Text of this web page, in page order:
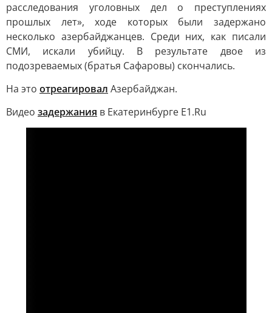
расследования уголовных дел о преступлениях
прошлых лет», ходе которых были задержано
несколько азербайджанцев. Среди них, как писали
СМИ, искали убийцу. В результате двое из
подозреваемых (братья Сафаровы) скончались.
На это отреагировал Азербайджан.
Видео задержания в Екатеринбурге E1.Ru